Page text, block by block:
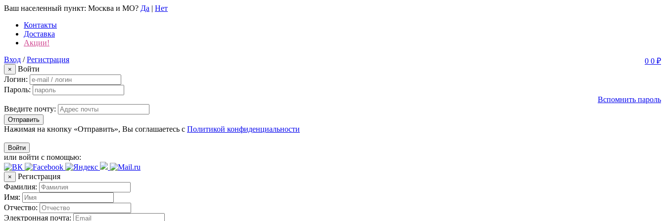
Ваш населенный пункт: Москва и МО? Да | Нет
Контакты
Доставка
Акции!
0 0 ₽
Вход /Регистрация
×
Войти
Логин:
Пароль:
Вспомнить пароль
Введите почту:
Отправить
Нажимая на кнопку «Отправить», Вы соглашаетесь с Политикой конфиденциальности
Войти
или войти с помощью:
×
Регистрация
Фамилия:
Имя:
Отчество:
Электронная почта: